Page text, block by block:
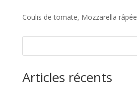
Coulis de tomate, Mozzarella râpée
Articles récents